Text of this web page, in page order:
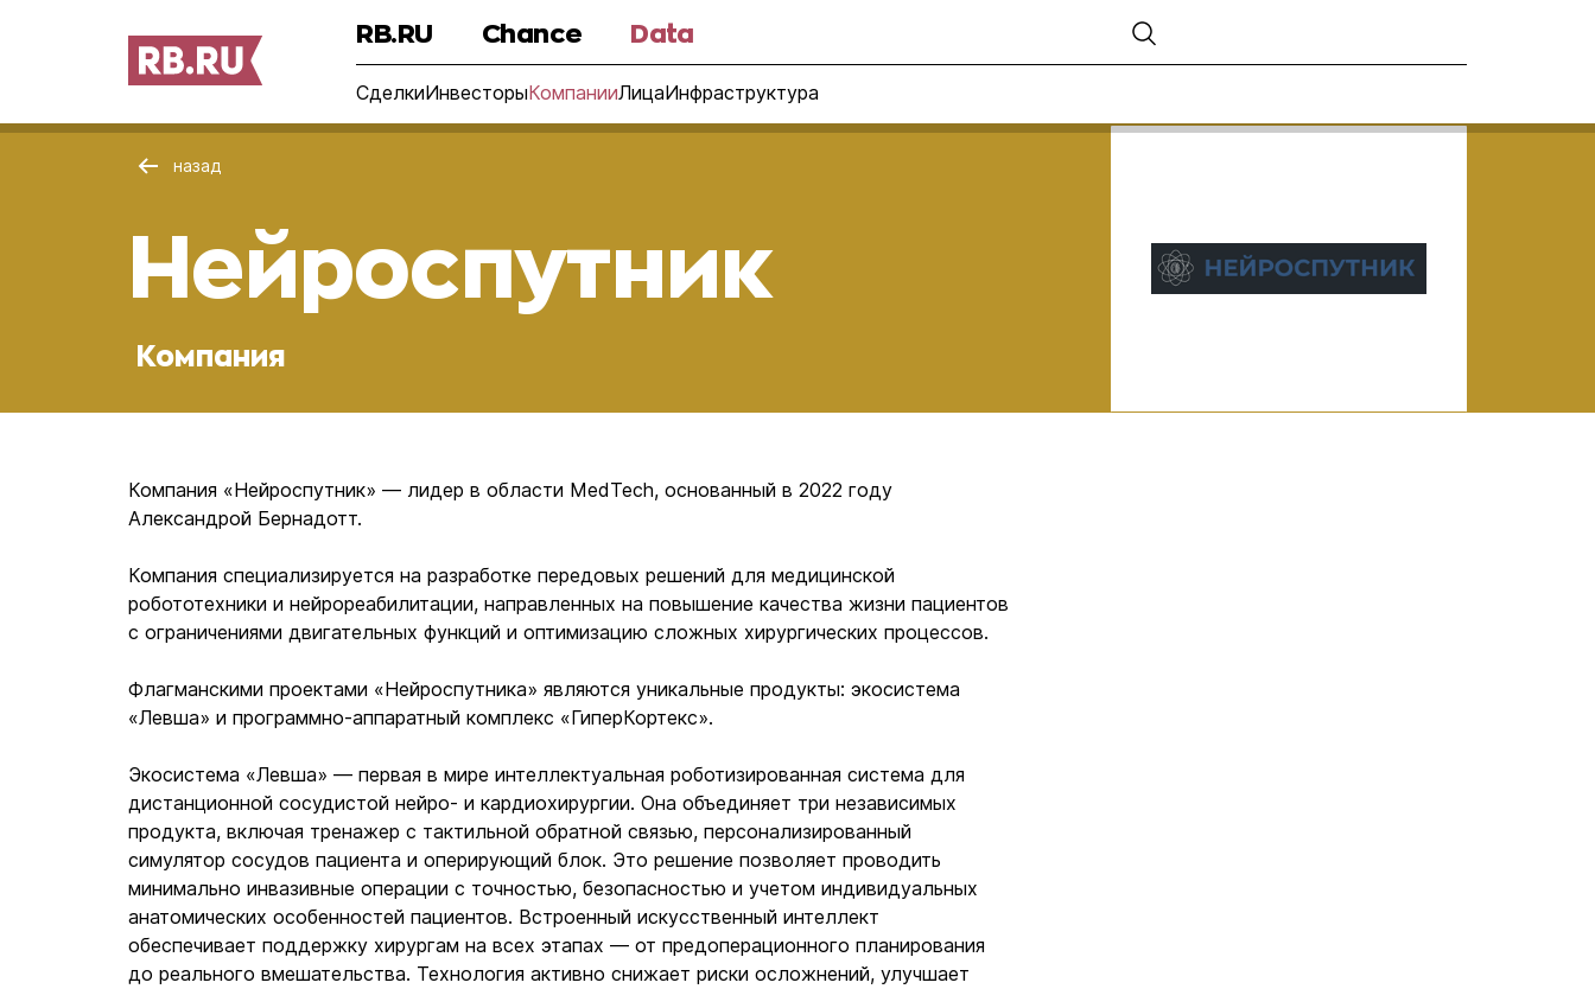
RB.RU Chance Data
СделкиИнвесторыКомпанииЛицаИнфраструктура
назад
Нейроспутник
Компания
Компания «Нейроспутник» — лидер в области MedTech, основанный в 2022 году
Александрой Бернадотт.
Компания специализируется на разработке передовых решений для медицинской
робототехники и нейрореабилитации, направленных на повышение качества жизни пациентов
с ограничениями двигательных функций и оптимизацию сложных хирургических процессов.
Флагманскими проектами «Нейроспутника» являются уникальные продукты: экосистема
«Левша» и программно-аппаратный комплекс «ГиперКортекс».
Экосистема «Левша» — первая в мире интеллектуальная роботизированная система для
дистанционной сосудистой нейро- и кардиохирургии. Она объединяет три независимых
продукта, включая тренажер с тактильной обратной связью, персонализированный
симулятор сосудов пациента и оперирующий блок. Это решение позволяет проводить
минимально инвазивные операции с точностью, безопасностью и учетом индивидуальных
анатомических особенностей пациентов. Встроенный искусственный интеллект
обеспечивает поддержку хирургам на всех этапах — от предоперационного планирования
до реального вмешательства. Технология активно снижает риски осложнений, улучшает